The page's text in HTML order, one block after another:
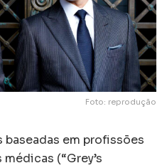
Foto: reprodução
em profissões
(“Grey’s